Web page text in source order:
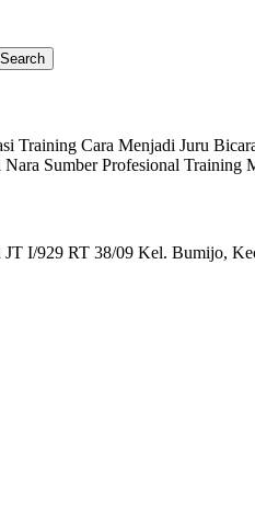
Training Cara Menjadi Juru
Sumber Profesional Training
I/929 RT 38/09 Kel. Bumijo,